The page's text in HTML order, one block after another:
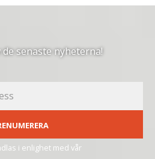
senaste nyheterna!
i enlighet med vår